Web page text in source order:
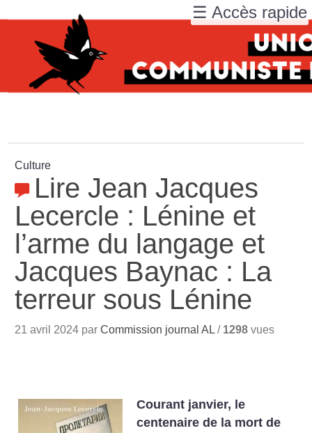
Culture
Lire Jean Jacques
Lecercle : Lénine et
l’arme du langage et
Jacques Baynac : La
terreur sous Lénine
21 avril 2024 parCommission journal AL / 1298 vues
Courant janvier, le
centenaire de la mort de
☰ Accès rapide